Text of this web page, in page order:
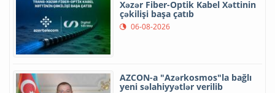
Xəzər Fiber-Optik Kabel Xəttinin
çəkilişi başa çatıb
06-08-2026
AZCON-a "Azərkosmos"la bağlı
yeni səlahiyyətlər verilib